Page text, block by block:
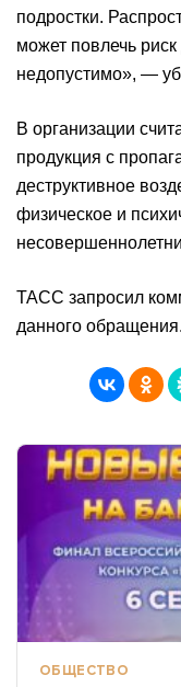
подростки.
может повлечь
недопустимо», —
В организации
продукция с
деструктивное
физическое и
ТАСС запросил
данного обращения.
ОБЩЕСТВО